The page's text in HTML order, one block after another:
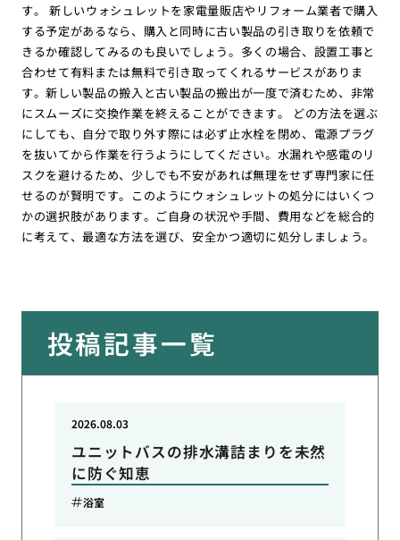
す。 新しいウォシュレットを家電量販店やリフォーム業者で購入
する予定があるなら、購入と同時に古い製品の引き取りを依頼で
きるか確認してみるのも良いでしょう。多くの場合、設置工事と
合わせて有料または無料で引き取ってくれるサービスがありま
す。新しい製品の搬入と古い製品の搬出が一度で済むため、非常
にスムーズに交換作業を終えることができます。 どの方法を選ぶ
にしても、自分で取り外す際には必ず止水栓を閉め、電源プラグ
を抜いてから作業を行うようにしてください。水漏れや感電のリ
スクを避けるため、少しでも不安があれば無理をせず専門家に任
せるのが賢明です。このようにウォシュレットの処分にはいくつ
かの選択肢があります。ご自身の状況や手間、費用などを総合的
に考えて、最適な方法を選び、安全かつ適切に処分しましょう。
投稿記事一覧
ユニットバスの排水溝詰まりを未然
に防ぐ知恵
2026.08.03
浴室